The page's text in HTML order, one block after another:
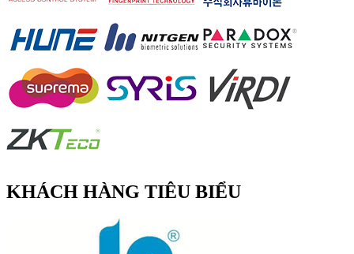
KHÁCH HÀNG TIÊU BIỂU